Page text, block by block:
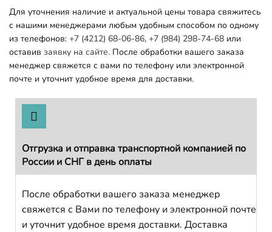
Для уточнения наличие и актуальной цены товара свяжитесь
с нашими менеджерами любым удобным способом по одному
из телефонов: +7 (4212) 68-06-86, +7 (984) 298-74-68 или
оставив заявку на сайте. После обработки вашего заказа
менеджер свяжется с вами по телефону или электронной
почте и уточнит удобное время для доставки.
Отгрузка и отправка транспортной компанией по
России и СНГ в день оплаты
После обработки вашего заказа менеджер
свяжется с Вами по телефону и электронной почте
и уточнит удобное время доставки. Доставка